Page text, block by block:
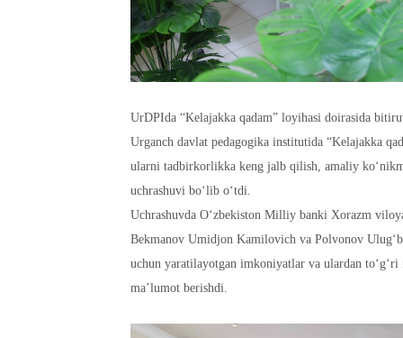
UrDPIda “Kelajakka qadam” loyihasi doirasida
Urganch davlat pedagogika institutida “Kelajakka
ularni tadbirkorlikka keng jalb qilish, amaliy
uchrashuvi bo‘lib o‘tdi.
Uchrashuvda O‘zbekiston Milliy banki Xorazm
Bekmanov Umidjon Kamilovich va Polvonov
uchun yaratilayotgan imkoniyatlar va ulardan
ma’lumot berishdi.